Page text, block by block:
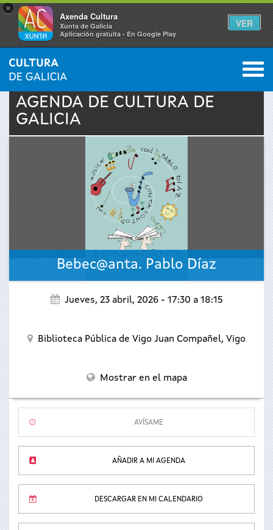
×
Axenda Cultura
Xunta de Galicia
Aplicación gratuíta - En Google Play
VER
Se
encuentra
INICIO › ACTUALIDAD 0
AGENDA DE CULTURA DE
GALICIA
Bebec@anta. Pablo Díaz
Jueves, 23 abril, 2026 - 17:30 a 18:15
Biblioteca Pública de Vigo Juan Compañel, Vigo
Mostrar en el mapa
AVÍSAME
AÑADIR A MI AGENDA
DESCARGAR EN MI CALENDARIO